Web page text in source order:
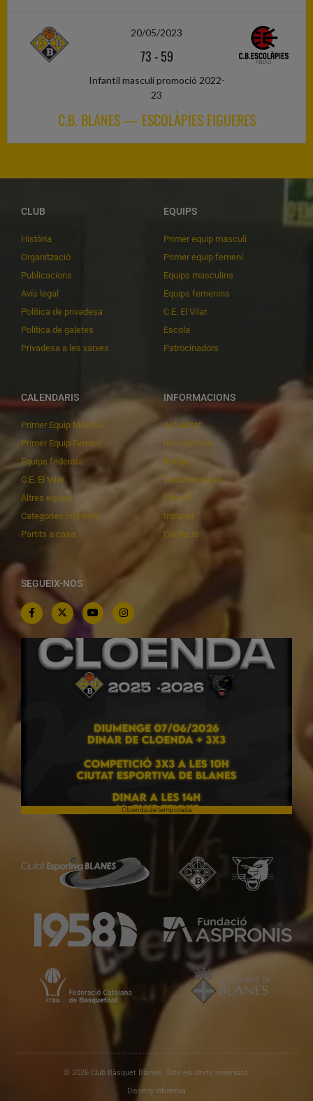
20/05/2023
73-59
Infantil masculí promoció 2022-
23
C.B. BLANES — ESCOLÀPIES FIGUERES
CLUB
Història
Organització
Publicacions
Avís legal
Política de privadesa
Política de galetes
Privadesa a les xarxes
EQUIPS
Primer equip masculí
Primer equip femení
Equips masculins
Equips femenins
C.E. El Vilar
Escola
Patrocinadors
CALENDARIS
Primer Equip Masculí
Primer Equip Femení
Equips federats
C.E. El Vilar
Altres equips
Categories inferiors
Partits a casa
INFORMACIONS
Actualitat
Inscripcions
Botiga
Documentació
Playoff
Intranet
Contacte
SEGUEIX-NOS
Cloenda de temporada
© 2026 Club Bàsquet Blanes. Tots els drets reservats.
Disseny infoselva